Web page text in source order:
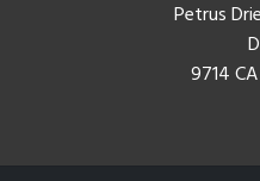
Petrus
9714